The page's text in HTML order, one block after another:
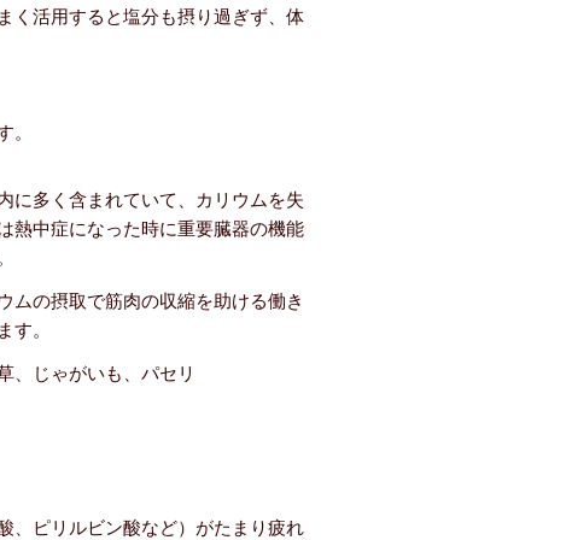
く活用すると塩分も摂り過ぎず、体
。
に多く含まれていて、カリウムを失
熱中症になった時に重要臓器の機能
ムの摂取で筋肉の収縮を助ける働き
す。
、じゃがいも、パセリ
、ピリルビン酸など）がたまり疲れ